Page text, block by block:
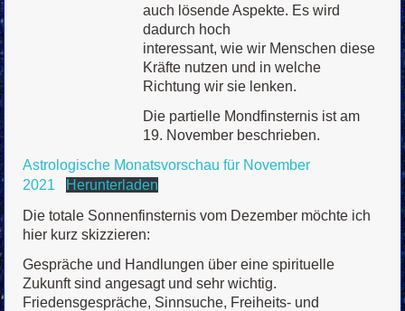
auch lösende Aspekte. Es wird
dadurch hoch
interessant, wie wir Menschen diese
Kräfte nutzen und in welche
Richtung wir sie lenken.
Die partielle Mondfinsternis ist am
19. November beschrieben.
Astrologische Monatsvorschau für November
2021
Herunterladen
Die totale Sonnenfinsternis vom Dezember möchte ich
hier kurz skizzieren:
Gespräche und Handlungen über eine spirituelle
Zukunft sind angesagt und sehr wichtig.
Friedensgespräche, Sinnsuche, Freiheits- und